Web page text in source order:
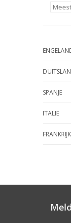
SPANJE
ITALIE
FRANKRIJK